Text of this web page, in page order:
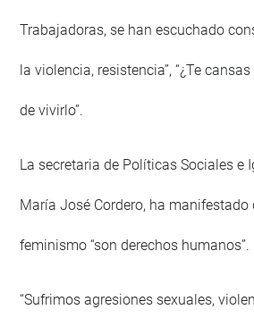
Trabajadoras, se han escuchado
la violencia, resistencia”, “¿Te
de vivirlo”.
La secretaria de Políticas Sociales e
María José Cordero, ha manifestado
feminismo “son derechos humanos”.
“Sufrimos agresiones sexuales,